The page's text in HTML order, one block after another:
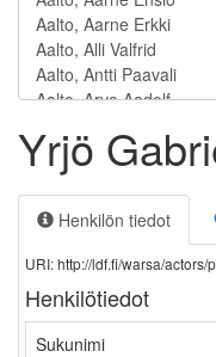
Yrjö
Henkilön tiedot
URI: http://ldf.fi/warsa/actors/
Henkilötiedot
Sukunimi